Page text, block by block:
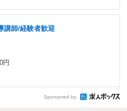
講師/経験者歓迎
円
Sponsored by